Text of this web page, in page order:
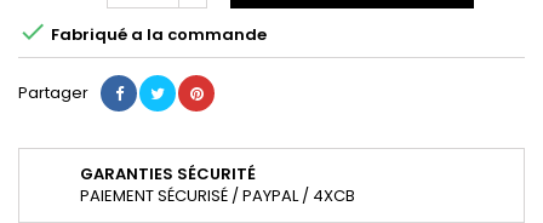
 Fabriqué a la commande
Partager
GARANTIES SÉCURITÉ
PAIEMENT SÉCURISÉ / PAYPAL / 4XCB